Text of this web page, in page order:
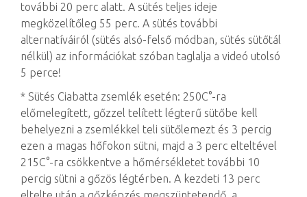
további 20 perc alatt. A sütés teljes ideje
megközelítőleg 55 perc. A sütés további
alternatíváiról (sütés alsó-felső módban, sütés sütőtál
nélkül) az információkat szóban taglalja a videó utolsó
5 perce!
* Sütés Ciabatta zsemlék esetén: 250C°-ra
előmelegített, gőzzel telített légterű sütőbe kell
behelyezni a zsemlékkel teli sütőlemezt és 3 percig
ezen a magas hőfokon sütni, majd a 3 perc elteltével
215C°-ra csökkentve a hőmérsékletet további 10
percig sütni a gőzös légtérben. A kezdeti 13 perc